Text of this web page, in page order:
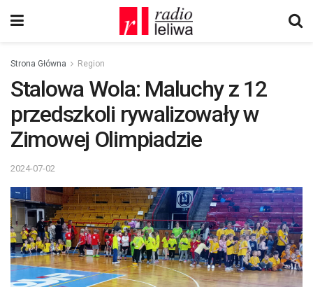
Strona Główna Region
Stalowa Wola: Maluchy z 12
przedszkoli rywalizowały w
Zimowej Olimpiadzie
2024-07-02